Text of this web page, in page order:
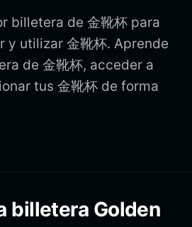
billetera de 金靴杯 para
y utilizar 金靴杯. Aprende
de 金靴杯, acceder a
tus 金靴杯 de forma
billetera Golden